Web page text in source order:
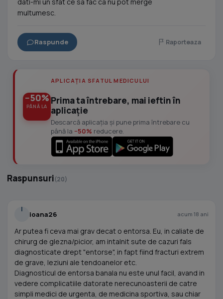
multumesc.
Raspunde Raporteaza
−50%
PÂNĂ LA
APLICAȚIA SFATUL MEDICULUI
Prima ta întrebare, mai ieftin în
aplicație
Descarcă aplicația și pune prima întrebare cu
până la −50% reducere.
Raspunsuri(20)
I
ioana26 acum 18 ani
Ar putea fi ceva mai grav decat o entorsa. Eu, in caliate de
chirurg de glezna/picior, am intalnit sute de cazuri fals
diagnosticate drept "entorse", in fapt fiind fracturi extrem
de grave, leziuni ale tendoanelor etc.
Diagnosticul de entorsa banala nu este unul facil, avand in
vedere complicatiile datorate nerecunoasterii de catre
simpli medici de urgenta, de medicina sportiva, sau chiar